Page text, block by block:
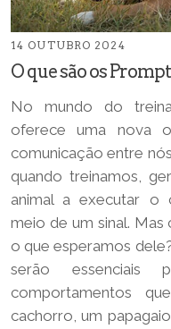
14 OUTUBRO 2024
O que são os
No mundo do
oferece uma nova
comunicação entre
quando treinamos,
animal a executar o
meio de um sinal.
o que esperamos
serão
comportamentos
cachorro, um